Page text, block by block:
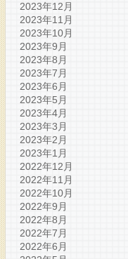
2023年12月
2023年11月
2023年10月
2023年9月
2023年8月
2023年7月
2023年6月
2023年5月
2023年4月
2023年3月
2023年2月
2023年1月
2022年12月
2022年11月
2022年10月
2022年9月
2022年8月
2022年7月
2022年6月